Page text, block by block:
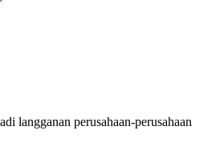
langganan perusahaan-perusahaan